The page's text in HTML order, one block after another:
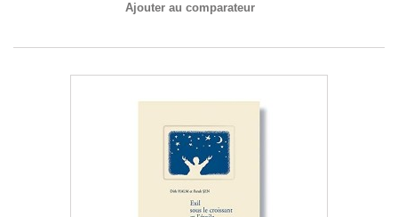
Ajouter au comparateur